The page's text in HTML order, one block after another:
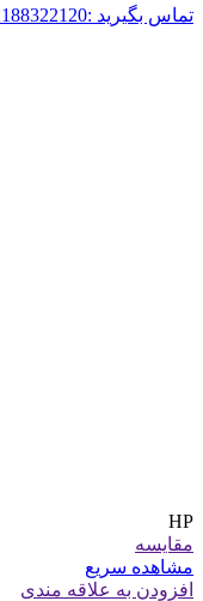
تماس بگیرید :02188322120
HP
مقایسه
مشاهده سریع
افزودن به علاقه مندی